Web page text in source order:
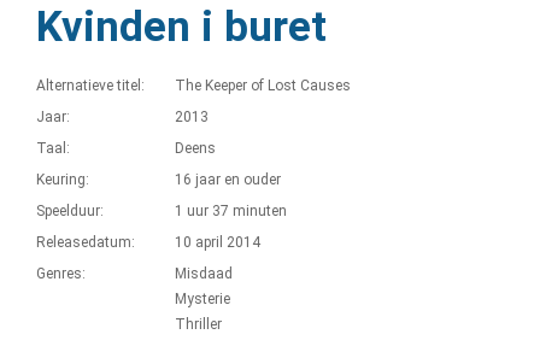
Kvinden i buret
Alternatieve titel:
The Keeper of Lost Causes
Jaar:
2013
Taal:
Deens
Keuring:
16 jaar en ouder
Speelduur:
1 uur 37 minuten
Releasedatum:
10 april 2014
Genres:
Misdaad
Mysterie
Thriller